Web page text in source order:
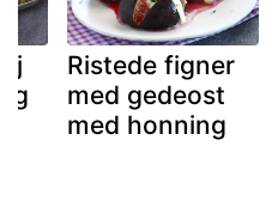
Ristede figner
med gedeost
med honning